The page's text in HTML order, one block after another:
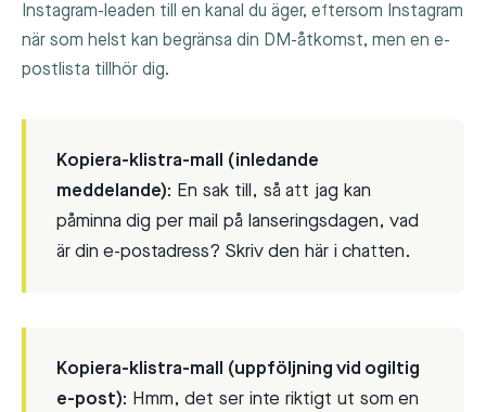
Instagram-leaden till en kanal du äger, eftersom Instagram
när som helst kan begränsa din DM-åtkomst, men en e-
postlista tillhör dig.
Kopiera-klistra-mall (inledande
meddelande): En sak till, så att jag kan
påminna dig per mail på lanseringsdagen, vad
är din e-postadress? Skriv den här i chatten.
Kopiera-klistra-mall (uppföljning vid ogiltig
e-post): Hmm, det ser inte riktigt ut som en